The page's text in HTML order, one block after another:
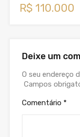
R$ 110.000
Deixe um
O seu endereço
Campos
Comentário *